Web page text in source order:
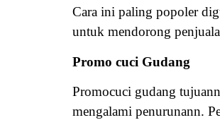
Cara ini paling popoler
untuk mendorong
Promo cuci Gudang
Promocuci gudang
mengalami penurunann.